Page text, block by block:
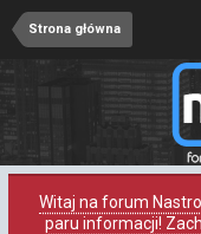
Strona główna
Witaj na forum
paru informacji!